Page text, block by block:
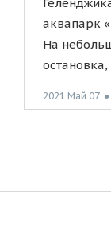
аквапарк
На
остановка,
2021 Май 07 ●